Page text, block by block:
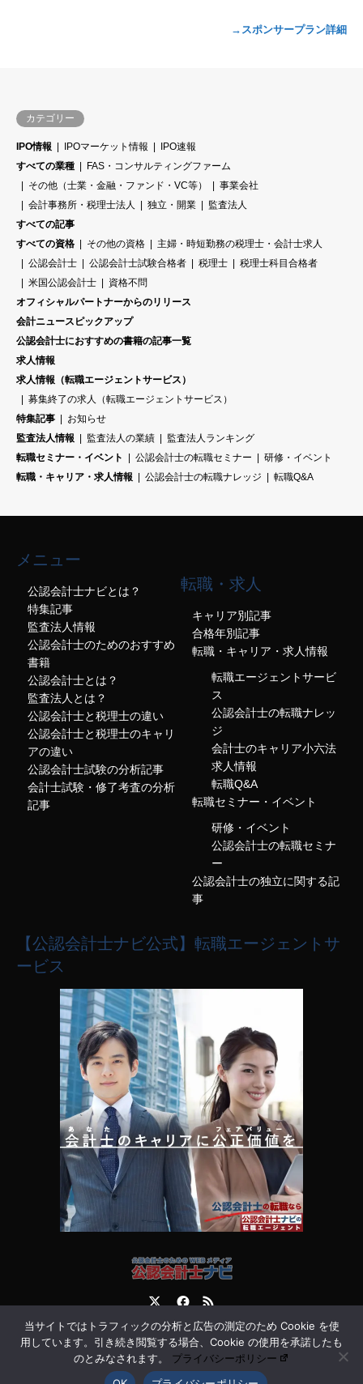
→スポンサープラン詳細
カテゴリー
IPO情報 IPOマーケット情報
IPO速報
すべての業種
FAS・コンサルティングファーム
その他（士業・金融・ファンド・VC等）
事業会社
会計事務所・税理士法人
独立・開業
監査法人
すべての記事
すべての資格
その他の資格
主婦・時短勤務の税理士・会計士求人
公認会計士
公認会計士試験合格者 税理士
税理士科目合格者
米国公認会計士
資格不問
オフィシャルパートナーからのリリース
会計ニュースピックアップ
公認会計士におすすめの書籍の記事一覧
求人情報
求人情報（転職エージェントサービス）
募集終了の求人（転職エージェントサービス）
特集記事
お知らせ
監査法人情報
監査法人の業績
監査法人ランキング
転職セミナー・イベント
公認会計士の転職セミナー
研修・イベント
転職・キャリア・求人情報
公認会計士の転職ナレッジ 転職Q&A
メニュー
公認会計士ナビとは？
特集記事
監査法人情報
公認会計士のためのおすすめ
書籍
公認会計士とは？
監査法人とは？
公認会計士と税理士の違い
公認会計士と税理士のキャリ
アの違い
公認会計士試験の分析記事
会計士試験・修了考査の分析
記事
転職・求人
キャリア別記事
合格年別記事
転職・キャリア・求人情報
転職エージェントサービ
ス
公認会計士の転職ナレッ
ジ
会計士のキャリア小六法
求人情報
転職Q&A
転職セミナー・イベント
研修・イベント
公認会計士の転職セミナ
ー
公認会計士の独立に関する記
事
【公認会計士ナビ公式】転職エージェントサ
ービス
運営会社 お問合せ
当サイトではトラフィックの分析と広告の測定のため Cookie を使
用しています。引き続き閲覧する場合、Cookie の使用を承諾したも
のとみなされます。 プライバシーポリシー